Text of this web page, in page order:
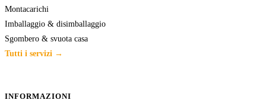
Montacarichi
Imballaggio & disimballaggio
Sgombero & svuota casa
Tutti i servizi →
INFORMAZIONI